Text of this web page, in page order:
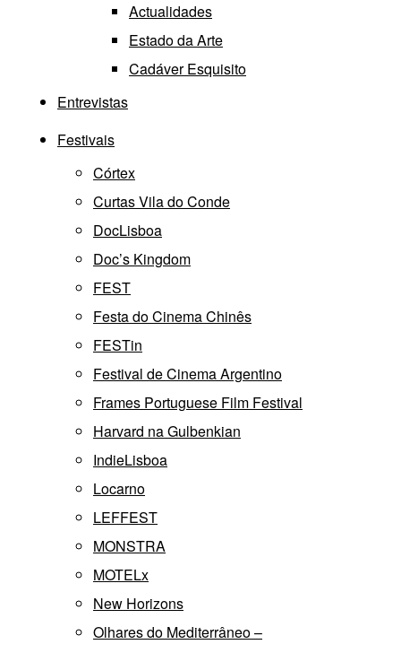
Actualidades
Estado da Arte
Cadáver Esquisito
Entrevistas
Festivais
Córtex
Curtas Vila do Conde
DocLisboa
Doc’s Kingdom
FEST
Festa do Cinema Chinês
FESTin
Festival de Cinema Argentino
Frames Portuguese Film Festival
Harvard na Gulbenkian
IndieLisboa
Locarno
LEFFEST
MONSTRA
MOTELx
New Horizons
Olhares do Mediterrâneo –